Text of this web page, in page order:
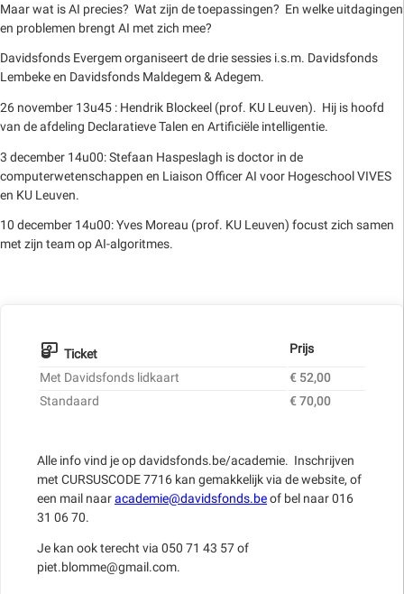
Maar wat is AI precies? Wat zijn de toepassingen? En welke uitdagingen
en problemen brengt AI met zich mee?
Davidsfonds Evergem organiseert de drie sessies i.s.m. Davidsfonds
Lembeke en Davidsfonds Maldegem & Adegem.
26 november 13u45 : Hendrik Blockeel (prof. KU Leuven). Hij is hoofd
van de afdeling Declaratieve Talen en Artificiële intelligentie.
3 december 14u00: Stefaan Haspeslagh is doctor in de
computerwetenschappen en Liaison Officer AI voor Hogeschool VIVES
en KU Leuven.
10 december 14u00: Yves Moreau (prof. KU Leuven) focust zich samen
met zijn team op AI-algoritmes.
Ticket
Prijs
Met Davidsfonds lidkaart
€ 52,00
Standaard
€ 70,00
Alle info vind je op davidsfonds.be/academie. Inschrijven
met CURSUSCODE 7716 kan gemakkelijk via de website, of
een mail naaracademie@davidsfonds.beof bel naar 016
31 06 70.
Je kan ook terecht via 050 71 43 57 of
piet.blomme@gmail.com.